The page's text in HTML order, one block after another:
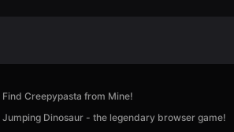
Find Creepypasta from Mine!
Jumping Dinosaur - the legendary browser game!